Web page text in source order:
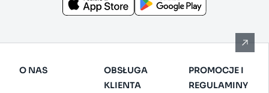
O NAS
OBSŁUGA
KLIENTA
PROMOCJE I
REGULAMINY